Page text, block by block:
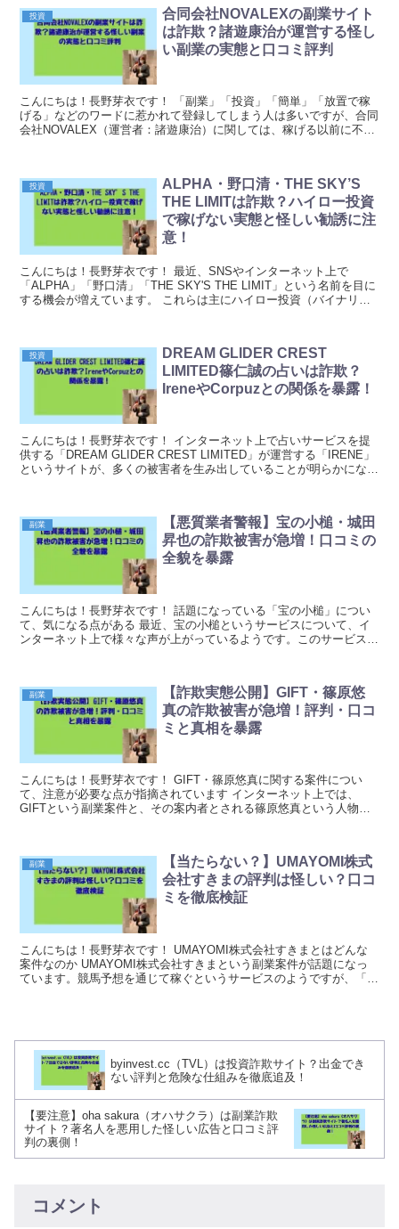
投資
合同会社NOVALEXの副業サイト
は詐欺？諸遊康治が運営する怪し
い副業の実態と口コミ評判
こんにちは！長野芽衣です！ 「副業」「投資」「簡単」「放置で稼
げる」などのワードに惹かれて登録してしまう人は多いですが、合同
会社NOVALEX（運営者：諸遊康治）に関しては、稼げる以前に不安
投資
ALPHA・野口清・THE SKY’S
THE LIMITは詐欺？ハイロー投資
で稼げない実態と怪しい勧誘に注
意！
こんにちは！長野芽衣です！ 最近、SNSやインターネット上で
「ALPHA」「野口清」「THE SKY'S THE LIMIT」という名前を目に
する機会が増えています。 これらは主にハイロー投資（バイナリー
投資
DREAM GLIDER CREST
LIMITED篠仁誠の占いは詐欺？
IreneやCorpuzとの関係を暴露！
こんにちは！長野芽衣です！ インターネット上で占いサービスを提
供する「DREAM GLIDER CREST LIMITED」が運営する「IRENE」
というサイトが、多くの被害者を生み出していることが明らかになっ
副業
【悪質業者警報】宝の小槌・城田
昇也の詐欺被害が急増！口コミの
全貌を暴露
こんにちは！長野芽衣です！ 話題になっている「宝の小槌」につい
て、気になる点がある 最近、宝の小槌というサービスについて、イ
ンターネット上で様々な声が上がっているようです。このサービス
副業
【詐欺実態公開】GIFT・篠原悠
真の詐欺被害が急増！評判・口コ
ミと真相を暴露
こんにちは！長野芽衣です！ GIFT・篠原悠真に関する案件につい
て、注意が必要な点が指摘されています インターネット上では、
GIFTという副業案件と、その案内者とされる篠原悠真という人物に
副業
【当たらない？】UMAYOMI株式
会社すきまの評判は怪しい？口コ
ミを徹底検証
こんにちは！長野芽衣です！ UMAYOMI株式会社すきまとはどんな
案件なのか UMAYOMI株式会社すきまという副業案件が話題になっ
ています。競馬予想を通じて稼ぐというサービスのようですが、「本
byinvest.cc（TVL）は投資詐欺サイト？出金でき
ない評判と危険な仕組みを徹底追及！
【要注意】oha sakura（オハサクラ）は副業詐欺
サイト？著名人を悪用した怪しい広告と口コミ評
判の裏側！
コメント